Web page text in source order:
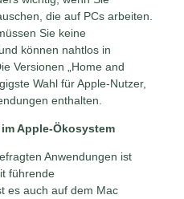
die auf PCs arbeiten.
Sie keine
können nahtlos in
Versionen „Home and
Wahl für Apple-Nutzer,
enthalten.
Apple-Ökosystem
Anwendungen ist
führende
es auch auf dem Mac